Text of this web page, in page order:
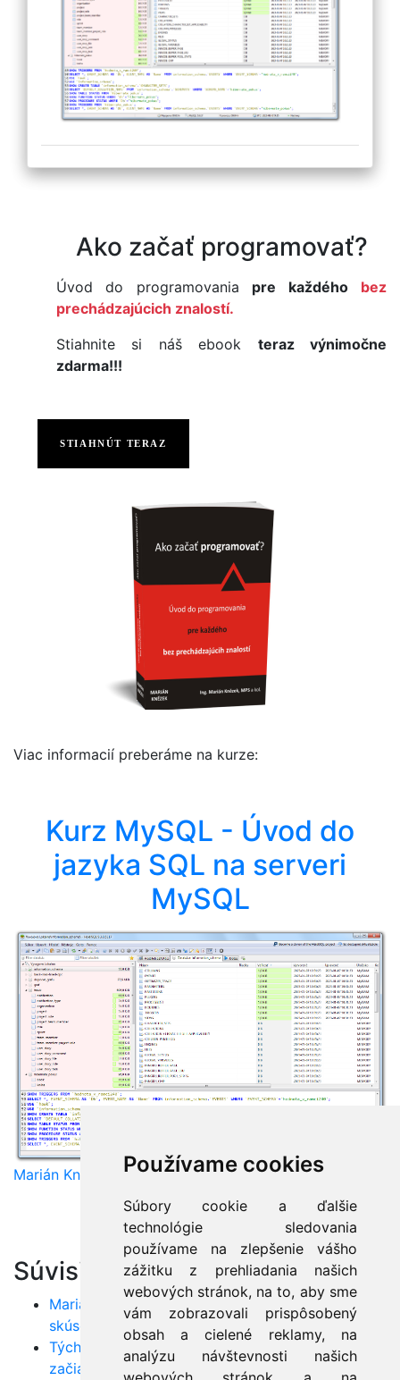
Používame cookies
Súbory cookie a ďalšie
technológie sledovania
používame na zlepšenie vášho
zážitku z prehliadania našich
webových stránok, na to, aby sme
vám zobrazovali prispôsobený
obsah a cielené reklamy, na
analýzu návštevnosti našich
Ako začať programovať?
Úvod do programovania pre každého
bez
prechádzajúcich znalostí.
Stiahnite si náš ebook teraz výnimočne
zdarma!!!
STIAHNÚT TERAZ
Viac informacií preberáme na kurze:
Kurz MySQL - Úvod do
jazyka SQL na serveri
MySQL
Marián Knězek
Súvisiace články:
MariaDB: správa obrovskej databázy - praktické
skúsenosti
Týchto 7 chýb v MySQL robia najčastejšie
začiatočníci! Stačí iba nerobiť...